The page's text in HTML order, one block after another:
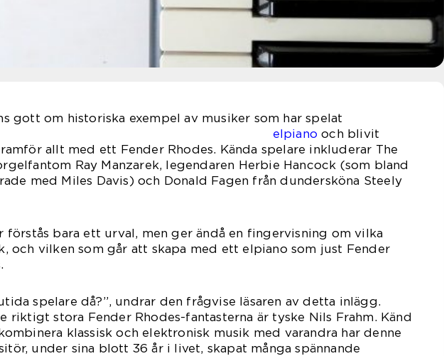
gott om historiska exempel av musiker som har spelat
elpiano och blivit
allt med ett Fender Rhodes. Kända spelare inkluderar The
Ray Manzarek, legendaren Herbie Hancock (som bland
med Miles Davis) och Donald Fagen från dundersköna Steely
förstås bara ett urval, men ger ändå en fingervisning om vilka
och vilken som går att skapa med ett elpiano som just Fender
spelare då?”, undrar den frågvise läsaren av detta inlägg.
riktigt stora Fender Rhodes-fantasterna är tyske Nils Frahm. Känd
klassisk och elektronisk musik med varandra har denne
under sina blott 36 år i livet, skapat många spännande